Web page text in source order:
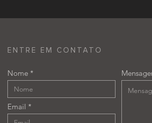
ENTRE EM CONTATO
Nome
Email